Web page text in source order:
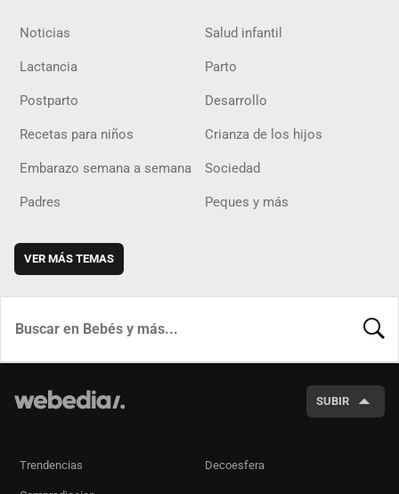
Noticias Salud infantil
Lactancia Parto
Postparto Desarrollo
Recetas para niños Crianza de los hijos
Embarazo semana a semana Sociedad
Padres Peques y más
VER MÁS TEMAS
SUBIR
Trendencias Decoesfera